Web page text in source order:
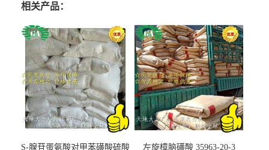
相关产品：
S-腺苷蛋氨酸对甲苯磺酸硫酸 左旋樟脑磺酸 35963-20-3